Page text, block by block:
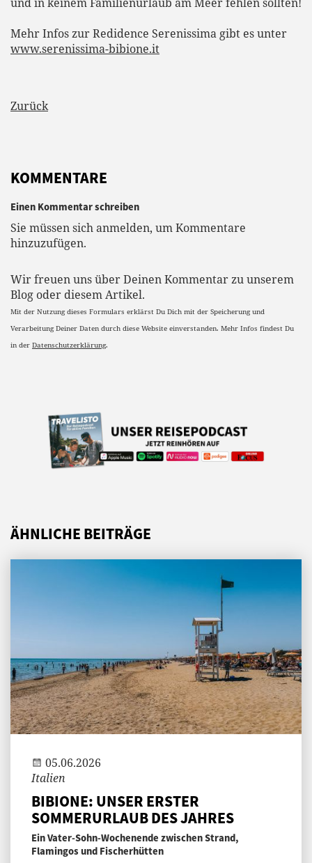
Mehr Infos zur Redidence Serenissima gibt es unter
www.serenissima-bibione.it
Zurück
KOMMENTARE
Einen Kommentar schreiben
Sie müssen sich anmelden, um Kommentare
hinzuzufügen.
Wir freuen uns über Deinen Kommentar zu unserem
Blog oder diesem Artikel.
Mit der Nutzung dieses Formulars erklärst Du Dich mit der Speicherung und
Verarbeitung Deiner Daten durch diese Website einverstanden. Mehr Infos findest Du
in der Datenschutzerklärung.
ÄHNLICHE BEITRÄGE
Andi
05.06.2026
Italien
BIBIONE: UNSER ERSTER
SOMMERURLAUB DES JAHRES
Ein Vater-Sohn-Wochenende zwischen Strand,
Flamingos und Fischerhütten